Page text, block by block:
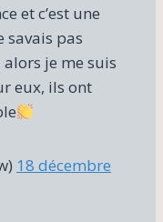
et c’est une
savais pas
je me suis
eux, ils ont
18 décembre